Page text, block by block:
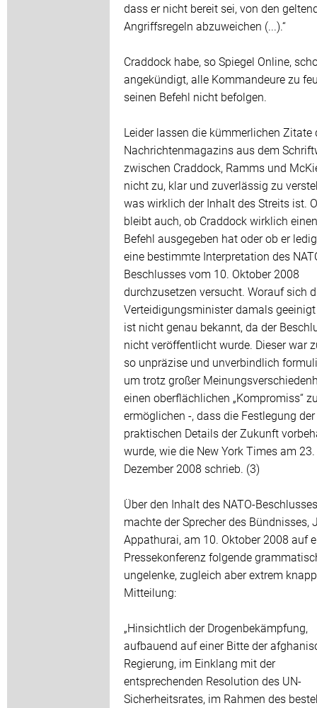
dass er nicht bereit sei, von den
Angriffsregeln abzuweichen (...).“
Craddock habe, so Spiegel Online,
angekündigt, alle Kommandeure zu
seinen Befehl nicht befolgen.
Leider lassen die kümmerlichen Zitate
Nachrichtenmagazins aus dem
zwischen Craddock, Ramms und
nicht zu, klar und zuverlässig zu
was wirklich der Inhalt des Streits ist.
bleibt auch, ob Craddock wirklich
Befehl ausgegeben hat oder ob er
eine bestimmte Interpretation des
Beschlusses vom 10. Oktober 2008
durchzusetzen versucht. Worauf sich
Verteidigungsminister damals
ist nicht genau bekannt, da der
nicht veröffentlicht wurde. Dieser war
so unpräzise und unverbindlich
um trotz großer
einen oberflächlichen „Kompromiss“
ermöglichen -, dass die Festlegung der
praktischen Details der Zukunft
wurde, wie die New York Times am 23.
Dezember 2008 schrieb. (3)
Über den Inhalt des NATO-Beschlusses
machte der Sprecher des Bündnisses,
Appathurai, am 10. Oktober 2008 auf
Pressekonferenz folgende
ungelenke, zugleich aber extrem
Mitteilung:
„Hinsichtlich der Drogenbekämpfung,
aufbauend auf einer Bitte der
Regierung, im Einklang mit der
entsprechenden Resolution des UN-
Sicherheitsrates, im Rahmen des